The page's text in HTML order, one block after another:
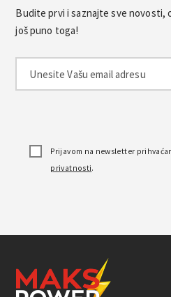
Budite prvi i saznajte sve novosti,
još puno toga!
Prijavom na newsletter
privatnosti.